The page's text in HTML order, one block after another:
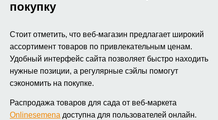
покупку
Стоит отметить, что веб-магазин предлагает широкий
ассортимент товаров по привлекательным ценам.
Удобный интерфейс сайта позволяет быстро находить
нужные позиции, а регулярные сэйлы помогут
сэкономить на покупке.
Распродажа товаров для сада от веб-маркета
Onlinesemena доступна для пользователей онлайн.